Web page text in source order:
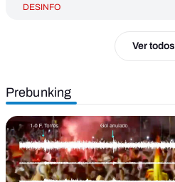
DESINFO
Ver todos
Prebunking